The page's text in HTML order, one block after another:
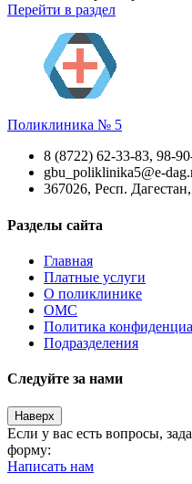
Перейти в раздел
Поликлиника № 5
8 (8722) 62-33-83, 98-
gbu_poliklinika5@e-
367026, Респ.
Разделы сайта
Главная
Платные услуги
О поликлинике
ОМС
Политика
Подразделения
Следуйте за нами
Наверх
Если у вас есть вопросы,
форму:
Написать нам